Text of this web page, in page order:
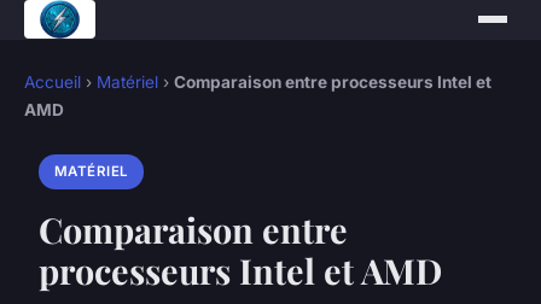
Accueil › Matériel › Comparaison entre processeurs Intel et
AMD
MATÉRIEL
Comparaison entre
processeurs Intel et AMD